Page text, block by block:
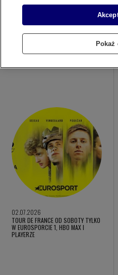
NADCIĄGA REWOLUCJA! HBO MAX
02.07.2026
TOUR DE FRANCE OD SOBOTY TYLKO
W EUROSPORCIE 1, HBO MAX I
PLAYERZE
Pokaż